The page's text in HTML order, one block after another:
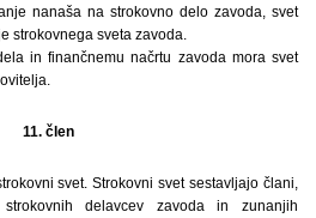
nanaša na strokovno delo zavoda, svet
strokovnega sveta zavoda.
in finančnemu načrtu zavoda mora svet
11. člen
svet. Strokovni svet sestavljajo člani,
delavcev zavoda in zunanjih